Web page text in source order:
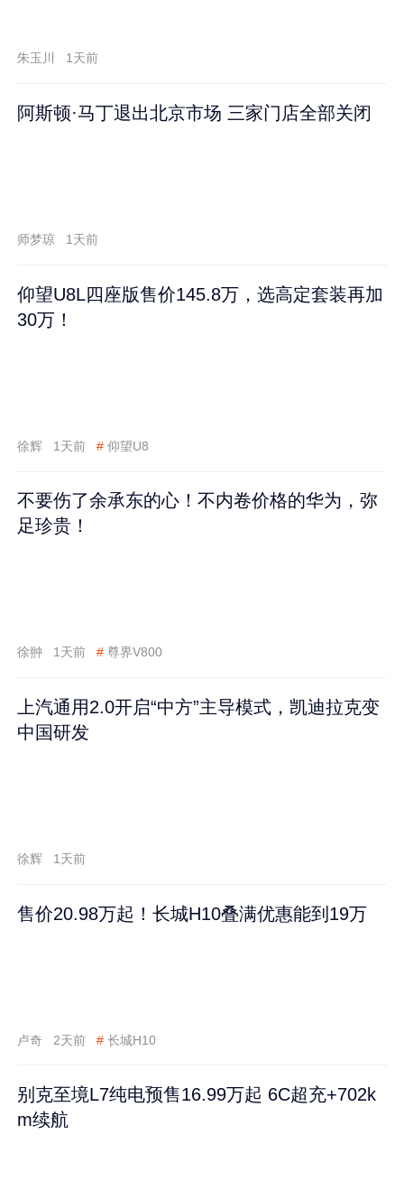
朱玉川 1天前
阿斯顿·马丁退出北京市场 三家门店全部关闭
师梦琼 1天前
仰望U8L四座版售价145.8万，选高定套装再加
30万！
徐辉 1天前 # 仰望U8
不要伤了余承东的心！不内卷价格的华为，弥
足珍贵！
徐翀 1天前 # 尊界V800
上汽通用2.0开启“中方”主导模式，凯迪拉克变
中国研发
徐辉 1天前
售价20.98万起！长城H10叠满优惠能到19万
卢奇 2天前 # 长城H10
别克至境L7纯电预售16.99万起 6C超充+702k
m续航